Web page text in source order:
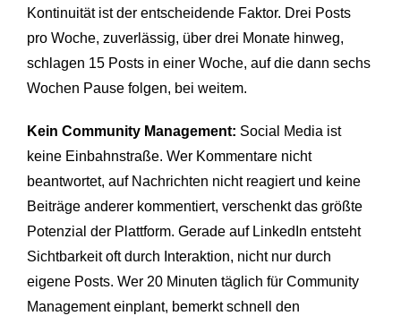
Kontinuität ist der entscheidende Faktor. Drei Posts
pro Woche, zuverlässig, über drei Monate hinweg,
schlagen 15 Posts in einer Woche, auf die dann sechs
Wochen Pause folgen, bei weitem.
Kein Community Management: Social Media ist
keine Einbahnstraße. Wer Kommentare nicht
beantwortet, auf Nachrichten nicht reagiert und keine
Beiträge anderer kommentiert, verschenkt das größte
Potenzial der Plattform. Gerade auf LinkedIn entsteht
Sichtbarkeit oft durch Interaktion, nicht nur durch
eigene Posts. Wer 20 Minuten täglich für Community
Management einplant, bemerkt schnell den